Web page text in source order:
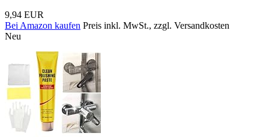
9,94 EUR
Bei Amazon kaufen Preis inkl. MwSt., zzgl. Versandkosten
Neu